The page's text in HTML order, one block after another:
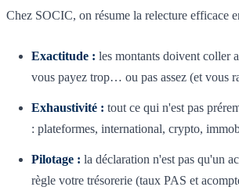
Chez SOCIC, on résume la relecture efficace
Exactitude : les montants doivent coller
vous payez trop… ou pas assez (et vous
Exhaustivité : tout ce qui n'est pas
: plateformes, international, crypto,
Pilotage : la déclaration n'est pas qu'un
règle votre trésorerie (taux PAS et